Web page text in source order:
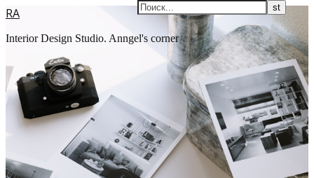
RA
Interior Design Studio. Anngel's corner